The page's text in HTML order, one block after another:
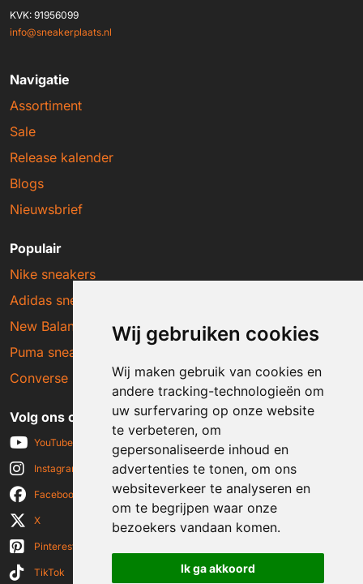
Wij gebruiken cookies
Wij maken gebruik van cookies en
andere tracking-technologieën om
uw surfervaring op onze website
te verbeteren, om
gepersonaliseerde inhoud en
advertenties te tonen, om ons
websiteverkeer te analyseren en
om te begrijpen waar onze
bezoekers vandaan komen.
Ik ga akkoord
KVK: 91956099
info@sneakerplaats.nl
Navigatie
Assortiment
Sale
Release kalender
Blogs
Nieuwsbrief
Populair
Nike sneakers
Adidas sneakers
New Balance sneakers
Puma sneakers
Converse sneakers
Volg ons op social media
YouTube
Instagram
Facebook
X
Pinterest
TikTok